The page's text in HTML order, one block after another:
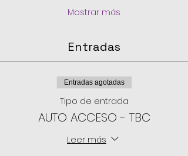
Mostrar más
Entradas
Entradas agotadas
Tipo de entrada
AUTO ACCESO - TBC
Leer más